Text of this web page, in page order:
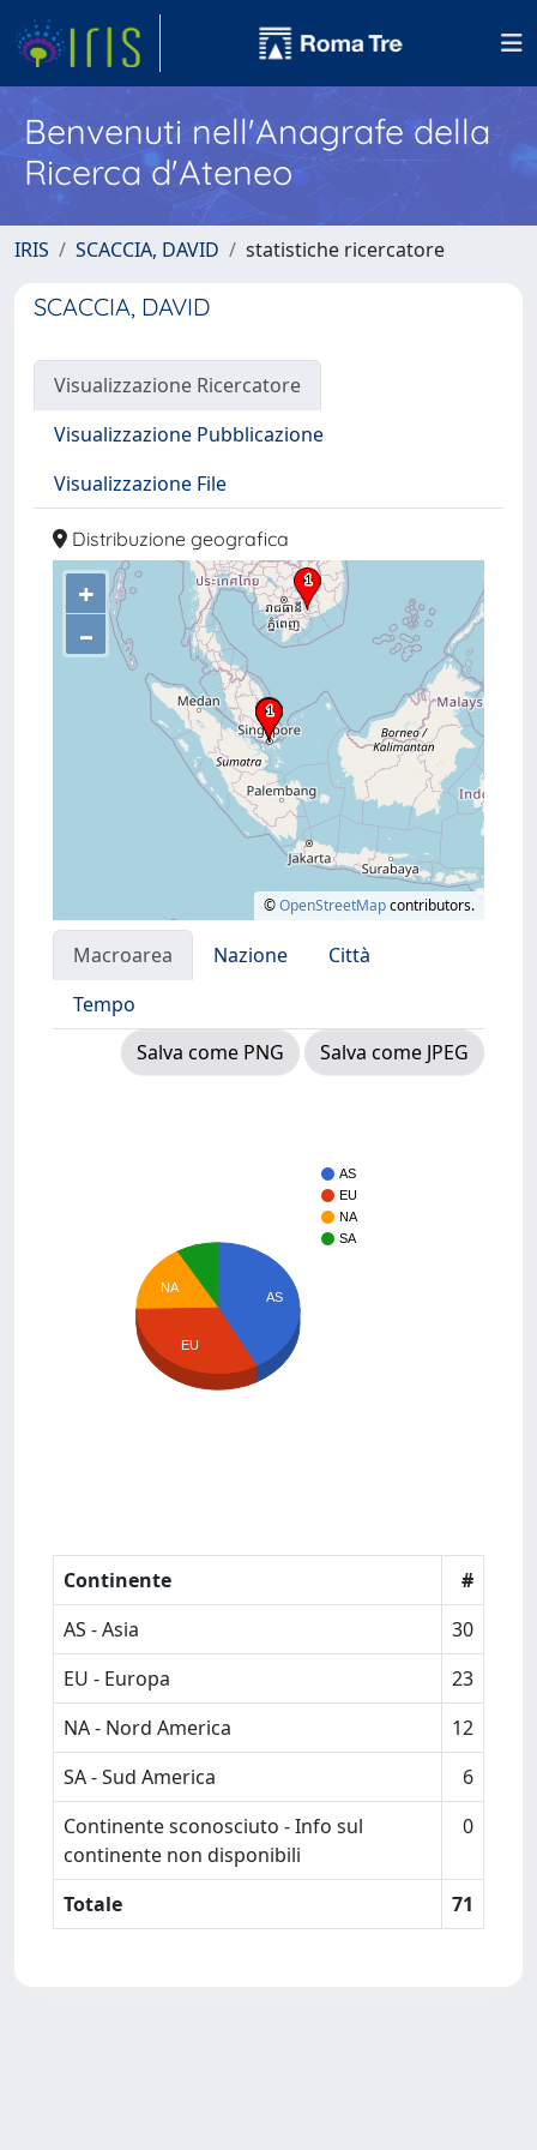
Benvenuti nell'Anagrafe della
Ricerca d'Ateneo
IRIS SCACCIA, DAVID statistiche ricercatore
SCACCIA, DAVID
Visualizzazione Ricercatore
Visualizzazione Pubblicazione
Visualizzazione File
Distribuzione geografica
+
–
©OpenStreetMapcontributors.
Macroarea Nazione
Città
Tempo
Salva come PNG
Salva come JPEG
AS
EU
NA
SA
AS
NA
EU
Continente
#
AS - Asia
30
EU - Europa
23
NA - Nord America
12
SA - Sud America
6
Continente sconosciuto - Info sul
continente non disponibili
0
Totale 71